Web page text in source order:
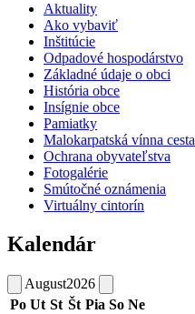
Aktuality
Ako vybaviť
Inštitúcie
Odpadové hospodárstvo
Základné údaje o obci
História obce
Insígnie obce
Pamiatky
Malokarpatská vínna cesta
Ochrana obyvateľstva
Fotogalérie
Smútočné oznámenia
Virtuálny cintorín
Kalendár
August2026
Po Ut St Št Pia So Ne